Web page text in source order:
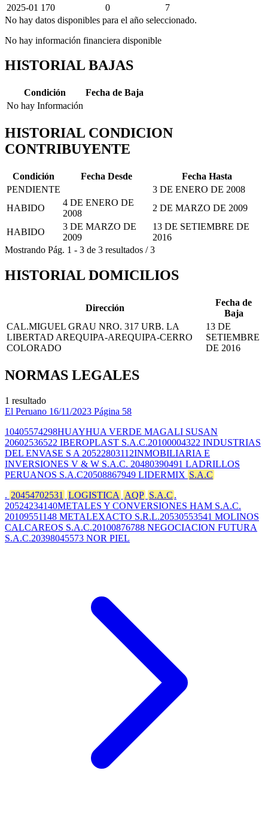
2025-01 170 0
7
No hay datos disponibles para el año seleccionado.
No hay información financiera disponible
HISTORIAL BAJAS
Condición
Fecha de Baja
No hay Información
HISTORIAL CONDICION
CONTRIBUYENTE
Condición Fecha Desde
Fecha Hasta
PENDIENTE
3 DE ENERO DE 2008
HABIDO
4 DE ENERO DE
2008
2 DE MARZO DE 2009
HABIDO
3 DE MARZO DE
2009
13 DE SETIEMBRE DE
2016
Mostrando Pág. 1 - 3 de 3 resultados /3
HISTORIAL DOMICILIOS
Dirección
Fecha de
Baja
CAL.MIGUEL GRAU NRO. 317 URB. LA
LIBERTAD AREQUIPA-AREQUIPA-CERRO
COLORADO
13 DE
SETIEMBRE
DE 2016
NORMAS LEGALES
1 resultado
El Peruano 16/11/2023 Página 58
10405574298HUAYHUA VERDE MAGALI SUSAN
20602536522 IBEROPLAST S.A.C.20100004322 INDUSTRIAS
DEL ENVASE S A 20522803112INMOBILIARIA E
INVERSIONES V & W S.A.C. 20480390491 LADRILLOS
PERUANOS S.A.C20508867949 LIDERMIX S.A.C
. 20454702531 LOGISTICA AQP S.A.C .
20524234140METALES Y CONVERSIONES HAM S.A.C.
20109551148 METALEXACTO S.R.L.20530553541 MOLINOS
CALCAREOS S.A.C.20100876788 NEGOCIACION FUTURA
S.A.C.20398045573 NOR PIEL